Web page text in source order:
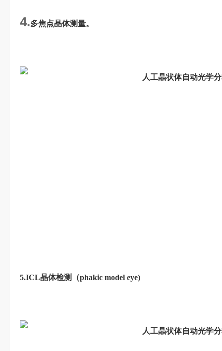
4.多焦点晶体测量。
5.ICL晶体检测（phakic model eye)